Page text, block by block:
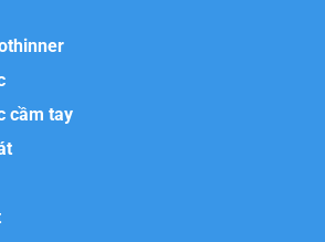
cầm tay